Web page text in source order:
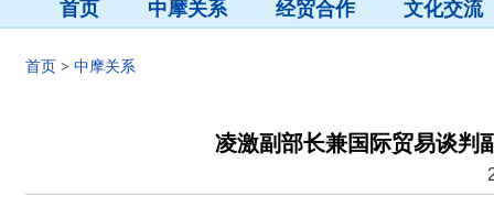
首页 中摩关系 经贸合作 文化交流
首页 > 中摩关系
凌激副部长兼国际贸易谈判